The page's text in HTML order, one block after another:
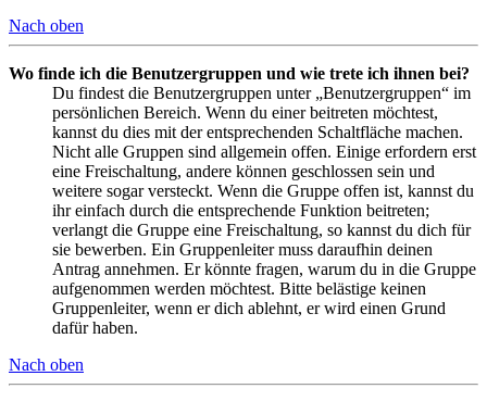
Nach oben
Wo finde ich die Benutzergruppen und wie trete ich ihnen bei?
Du findest die Benutzergruppen unter „Benutzergruppen“ im
persönlichen Bereich. Wenn du einer beitreten möchtest,
kannst du dies mit der entsprechenden Schaltfläche machen.
Nicht alle Gruppen sind allgemein offen. Einige erfordern erst
eine Freischaltung, andere können geschlossen sein und
weitere sogar versteckt. Wenn die Gruppe offen ist, kannst du
ihr einfach durch die entsprechende Funktion beitreten;
verlangt die Gruppe eine Freischaltung, so kannst du dich für
sie bewerben. Ein Gruppenleiter muss daraufhin deinen
Antrag annehmen. Er könnte fragen, warum du in die Gruppe
aufgenommen werden möchtest. Bitte belästige keinen
Gruppenleiter, wenn er dich ablehnt, er wird einen Grund
dafür haben.
Nach oben